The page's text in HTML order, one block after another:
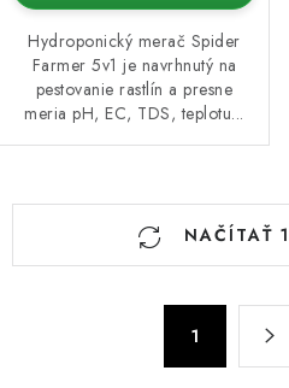
Hydroponický merač Spider
Farmer 5v1 je navrhnutý na
pestovanie rastlín a presne
meria pH, EC, TDS, teplotu...
O
NAČÍTAŤ
1